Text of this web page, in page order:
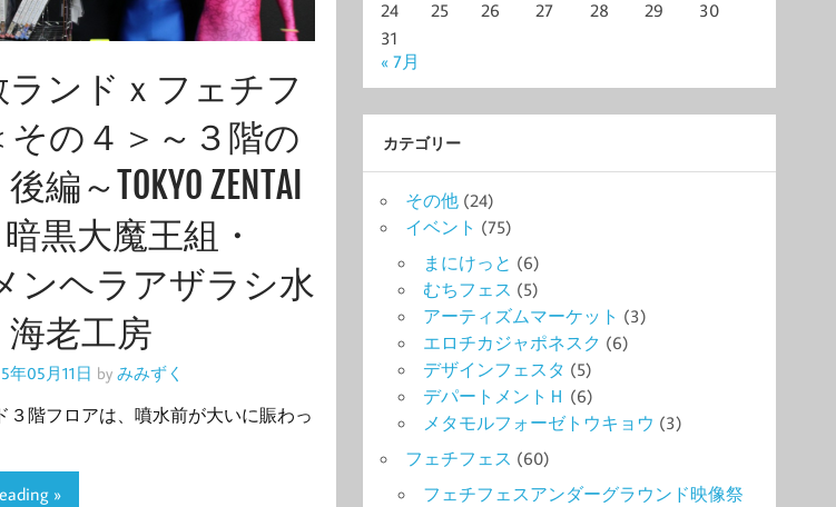
ランドｘフェチフ
その４＞～３階の
編～TOKYO ZENTAI
暗黒大魔王組・
ンヘラアザラシ水
老工房
年05月11日 by みみずく
３階フロアは、噴水前が大いに賑わっ
»
24
25 26 27 28 29
30
31
« 7月
カテゴリー
その他 (24)
イベント (75)
まにけっと (6)
むちフェス (5)
アーティズムマーケット (3)
エロチカジャポネスク (6)
デザインフェスタ (5)
デパートメントＨ (6)
メタモルフォーゼトウキョウ (3)
フェチフェス (60)
フェチフェスアンダーグラウンド映像祭